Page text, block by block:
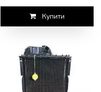
Купити